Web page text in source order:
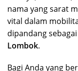
nama yang sarat
vital dalam
dipandang sebagai
Lombok.
Bagi Anda yang